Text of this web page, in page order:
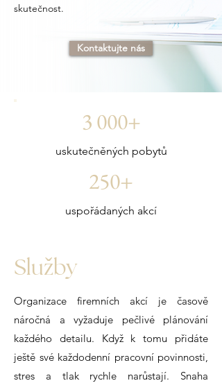
skutečnost.
Kontaktujte nás
3 000+
uskutečněných pobytů
250+
uspořádaných akcí
Sluzby
ˇ
Organizace firemních akcí je časově
náročná a vyžaduje pečlivé plánování
každého detailu. Když k tomu přidáte
ještě své každodenní pracovní povinnosti,
stres a tlak rychle narůstají. Snaha